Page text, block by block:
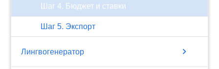
Шаг 4. Бюджет и ставки
Шаг 5. Экспорт
Лингвогенератор chevron_right